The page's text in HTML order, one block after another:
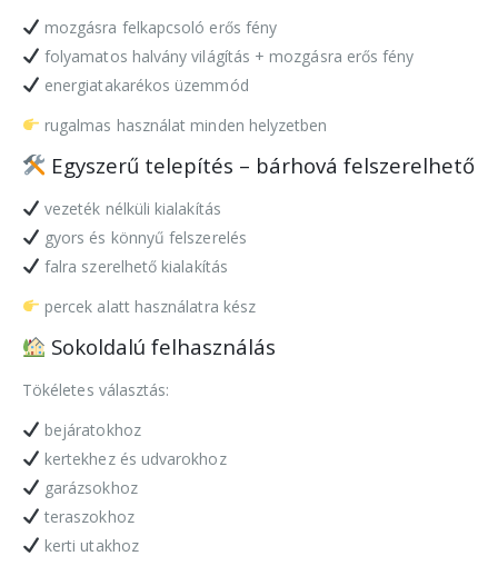
mozgásra felkapcsoló erős fény
folyamatos halvány világítás + mozgásra erős fény
energiatakarékos üzemmód
rugalmas használat minden helyzetben
Egyszerű telepítés – bárhová felszerelhető
vezeték nélküli kialakítás
gyors és könnyű felszerelés
falra szerelhető kialakítás
percek alatt használatra kész
Sokoldalú felhasználás
Tökéletes választás:
bejáratokhoz
kertekhez és udvarokhoz
garázsokhoz
teraszokhoz
kerti utakhoz